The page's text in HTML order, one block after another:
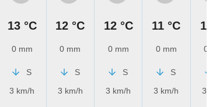
13 °C
0 mm
S
3 km/h
12 °C
0 mm
S
3 km/h
12 °C
0 mm
S
3 km/h
11 °C
0 mm
S
3 km/h
11 °C
0 mm
3 km/h